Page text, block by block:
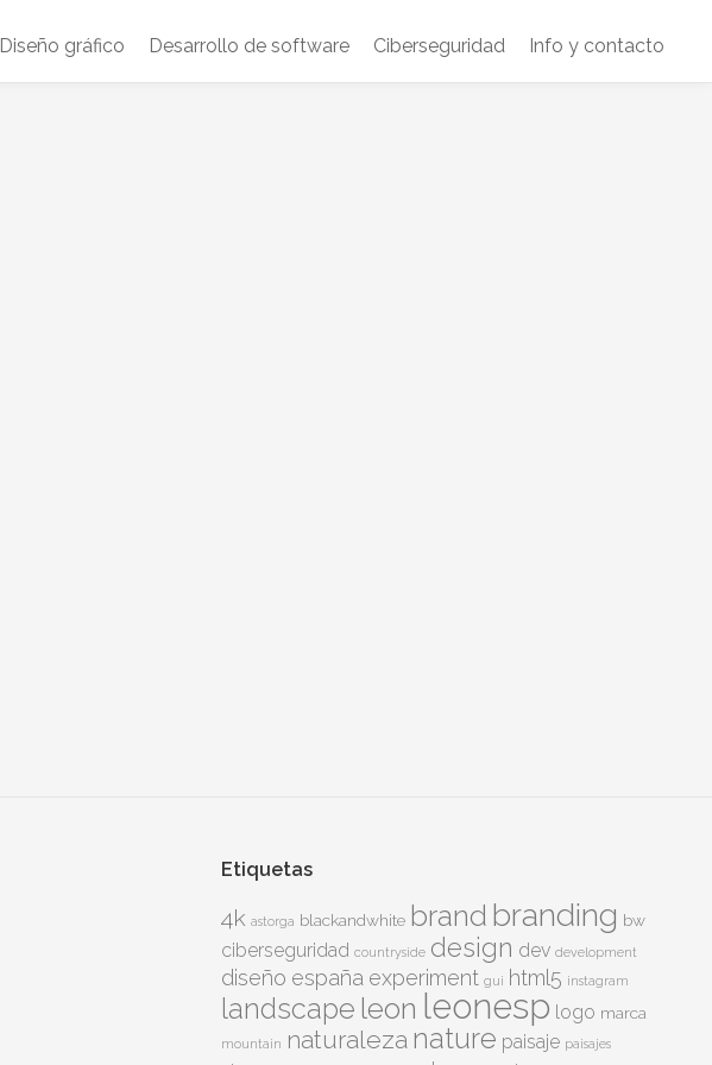
Diseño gráfico Desarrollo de software Ciberseguridad Info y contacto
Etiquetas
4k astorga blackandwhite brand branding bw
ciberseguridad countryside design dev development
diseño españa experiment gui html5 instagram
landscape leon leonesp logo marca
mountain naturaleza nature paisaje paisajes